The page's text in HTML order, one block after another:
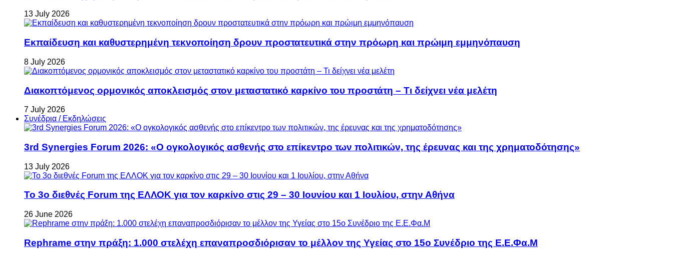
13 July 2026
Εκπαίδευση και καθυστερημένη τεκνοποίηση δρουν προστατευτικά στην πρόωρη και πρώιμη εμμηνόπαυση
8 July 2026
Διακοπτόμενος ορμονικός αποκλεισμός στον μεταστατικό καρκίνο του προστάτη – Τι δείχνει νέα μελέτη
7 July 2026
Συνέδρια / Εκδηλώσεις
3rd Synergies Forum 2026: «Ο ογκολογικός ασθενής στο επίκεντρο των πολιτικών, της έρευνας και της χρηματοδότησης»
13 July 2026
Το 3ο διεθνές Forum της ΕΛΛΟΚ για τον καρκίνο στις 29 – 30 Ιουνίου και 1 Ιουλίου, στην Αθήνα
26 June 2026
Rephrame στην πράξη: 1.000 στελέχη επαναπροσδιόρισαν το μέλλον της Υγείας στο 15ο Συνέδριο της Ε.Ε.Φα.Μ